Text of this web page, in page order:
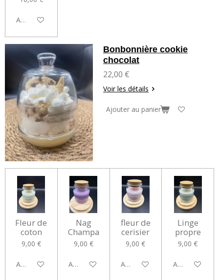
Ajouter au panier
Bonbonnière cookie
chocolat
22,00 €
Voir les détails
Ajouter au panier
Fleur de
coton
9,00 €
Ajouter au panier
Nag
Champa
9,00 €
Ajouter au panier
fleur de
cerisier
9,00 €
Ajouter au panier
Linge
propre
9,00 €
Ajouter au